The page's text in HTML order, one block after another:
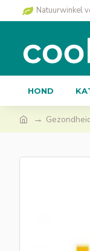
Natuurwinkel
HOND